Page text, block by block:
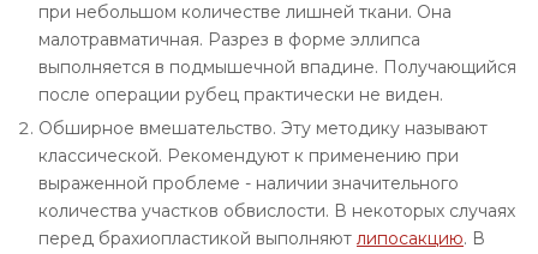
при небольшом количестве лишней ткани. Она
малотравматичная. Разрез в форме эллипса
выполняется в подмышечной впадине. Получающийся
после операции рубец практически не виден.
Обширное вмешательство. Эту методику называют
классической. Рекомендуют к применению при
выраженной проблеме - наличии значительного
количества участков обвислости. В некоторых случаях
перед брахиопластикой выполняют липосакцию. В